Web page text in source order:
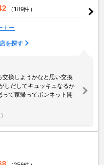
（189件）
ナー
を探す
換しようかなと思い交換
しだしてキュッキュなるか
て家帰ってボンネット開